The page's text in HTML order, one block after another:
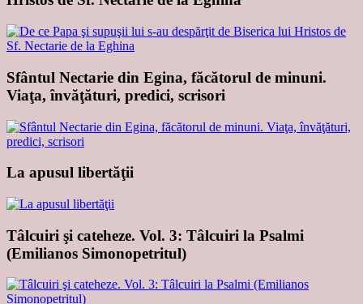
Sfântul Nectarie din Egina, făcătorul de minuni.
Viaţa, învăţături, predici, scrisori
La apusul libertăţii
Tâlcuiri şi cateheze. Vol. 3: Tâlcuiri la Psalmi
(Emilianos Simonopetritul)